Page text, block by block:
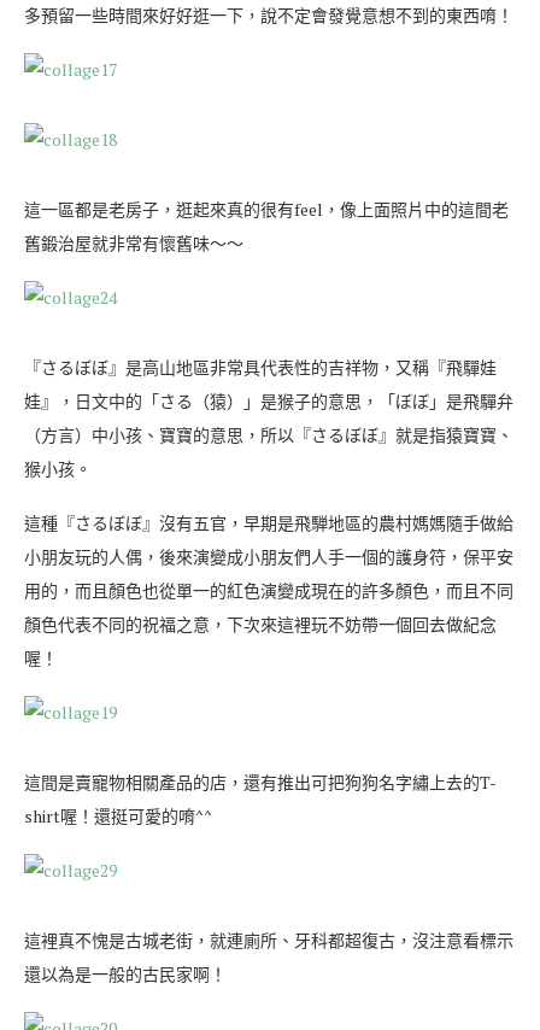
多預留一些時間來好好逛一下，說不定會發覺意想不到的東西唷！
這一區都是老房子，逛起來真的很有feel，像上面照片中的這間老
舊鍛治屋就非常有懷舊味～～
『さるぼぼ』是高山地區非常具代表性的吉祥物，又稱『飛驒娃
娃』，日文中的「さる（猿）」是猴子的意思，「ぼぼ」是飛驒弁
（方言）中小孩、寶寶的意思，所以『さるぼぼ』就是指猿寶寶、
猴小孩。
這種『さるぼぼ』沒有五官，早期是飛騨地區的農村媽媽隨手做給
小朋友玩的人偶，後來演變成小朋友們人手一個的護身符，保平安
用的，而且顏色也從單一的紅色演變成現在的許多顏色，而且不同
顏色代表不同的祝福之意，下次來這裡玩不妨帶一個回去做紀念
喔！
這間是賣寵物相關產品的店，還有推出可把狗狗名字繡上去的T-
shirt喔！還挺可愛的唷^^
這裡真不愧是古城老街，就連廁所、牙科都超復古，沒注意看標示
還以為是一般的古民家啊！